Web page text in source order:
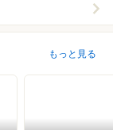
もっと見る